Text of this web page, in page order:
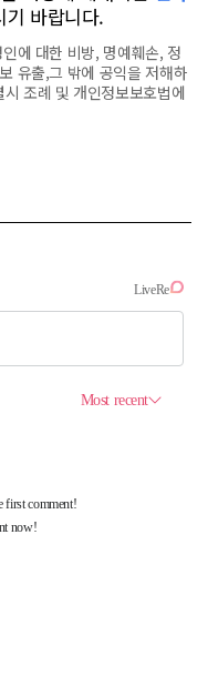
기 바랍니다.
에 대한 비방, 명예훼손, 정
유출,그 밖에 공익을 저해하
조례 및 개인정보보호법에